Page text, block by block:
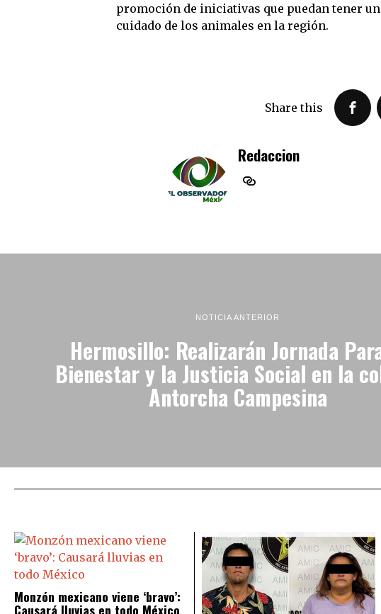
promoción de iniciativas que puedan tener
cuidado de los animales en la región.
Share this
Redaccion
NOTICIA ANTERIOR
Hermosillo: Realizarán Jornada
Bienestar y la Justicia Social en la
Antorcha Campesina
Monzón mexicano viene ‘bravo’:
Causará lluvias en todo México